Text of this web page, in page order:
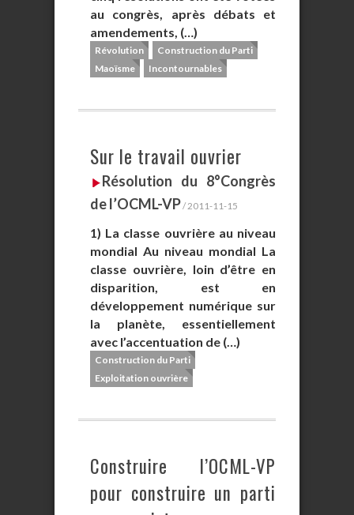
au congrès, après débats et
amendements, (…)
Révolution
Construction du Parti
Maoïsme
Incontournables
Sur le travail ouvrier
Résolution du 8°Congrès
de l’OCML-VP/ 2011-11-15
1) La classe ouvrière au niveau
mondial Au niveau mondial La
classe ouvrière, loin d’être en
disparition, est en
développement numérique sur
la planète, essentiellement
avec l’accentuation de (…)
Construction du Parti
Exploitation ouvrière
Construire l’OCML-VP
pour construire un parti